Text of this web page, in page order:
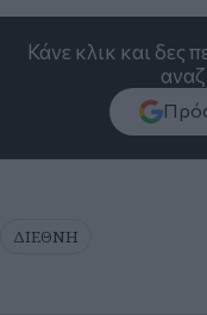
Κάνε κλικ και δες
ΔΙΕΘΝΗ